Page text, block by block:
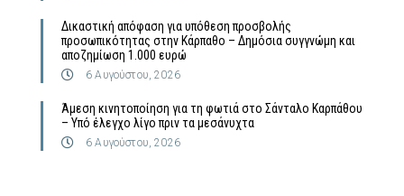
Δικαστική απόφαση για υπόθεση προσβολής
προσωπικότητας στην Κάρπαθο – Δημόσια συγγνώμη και
αποζημίωση 1.000 ευρώ
6 Αυγούστου, 2026
Άμεση κινητοποίηση για τη φωτιά στο Σάνταλο Καρπάθου
– Υπό έλεγχο λίγο πριν τα μεσάνυχτα
6 Αυγούστου, 2026